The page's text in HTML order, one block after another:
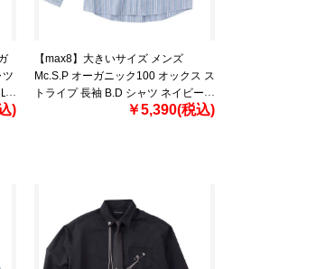
ツ
)
【max8】大きいサイズ メンズ
Mc.S.P オーガニック100 オックス ス
トライプ 長袖 B.D シャツ ネイビー
1277-4361-1 3L 4L 5L 6L 8L
￥5,390(税込)